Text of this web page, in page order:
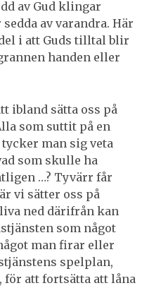
av Gud klingar
av varandra. Här
i att Guds tilltal blir
handen eller
ibland sätta oss på
som suttit på en
man sig veta
som skulle ha
…? Tyvärr får
vi sätter oss på
ned därifrån kan
som något
man firar eller
spelplan,
för att fortsätta att låna